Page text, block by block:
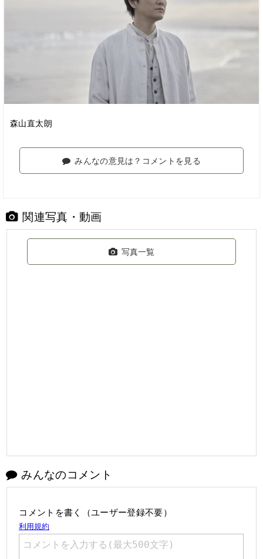
森山直太朗
みんなの意見は？コメントを見る
関連写真・動画
写真一覧
みんなのコメント
コメントを書く（ユーザー登録不要）